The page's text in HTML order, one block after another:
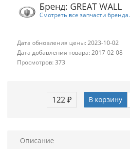
Бренд: GREAT WALL
Смотреть все запчасти бренда.
Дата обновления цены: 2023-10-02
Дата добавления товара: 2017-02-08
Просмотров: 373
122 ₽ В корзину
Описание